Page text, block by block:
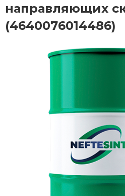
направляющих
(4640076014486)